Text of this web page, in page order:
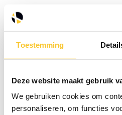
Toestemming
Deze website maakt gebruik
We gebruiken cookies om
personaliseren, om functies
Menu Inloggen